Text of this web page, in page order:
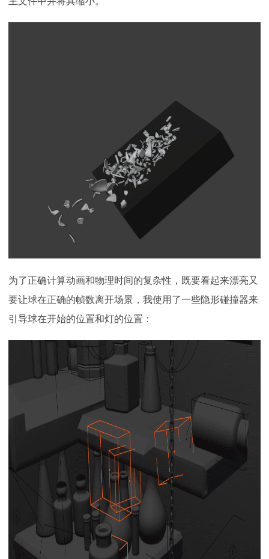
为了正确计算动画和物理时间的复杂性，既要看起来漂亮又
要让球在正确的帧数离开场景，我使用了一些隐形碰撞器来
引导球在开始的位置和灯的位置：